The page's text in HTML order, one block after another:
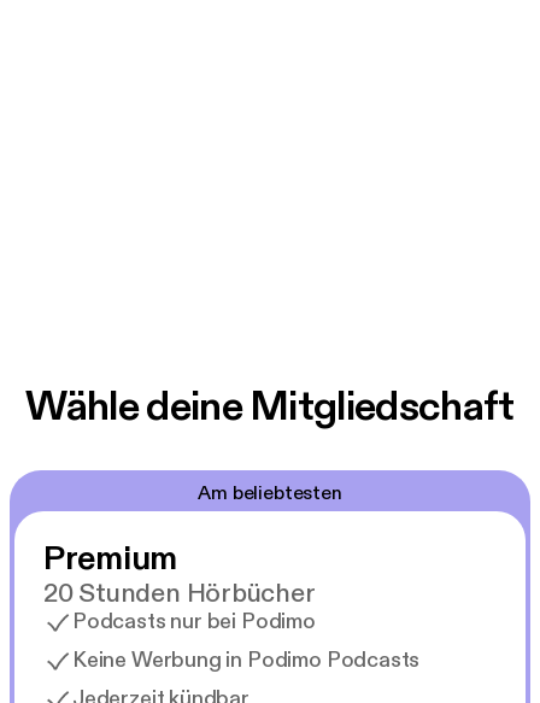
Wähle deine Mitgliedschaft
Am beliebtesten
Premium
20 Stunden Hörbücher
Podcasts nur bei Podimo
Keine Werbung in Podimo Podcasts